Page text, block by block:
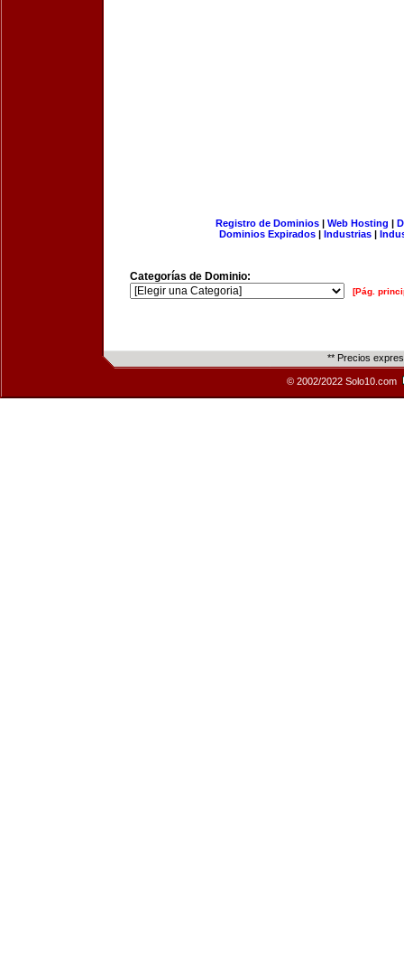
Registro de Dominios| Web Hosting |
Dominios Expirados | Industrias |
Categorías de Dominio:
[Pág.
** Precios
© 2002/2022 Solo10.com